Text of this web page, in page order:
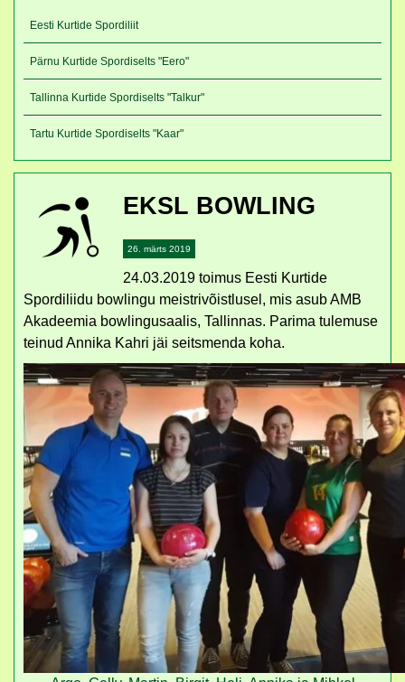
EKSL BOWLING
26. märts 2019
24.03.2019 toimus Eesti Kurtide
Spordiliidu bowlingu meistrivõistlusel, mis asub AMB
Akadeemia bowlingusaalis, Tallinnas. Parima tulemuse
teinud Annika Kahri jäi seitsmenda koha.
Eesti Kurtide Spordiliit
Pärnu Kurtide Spordiselts "Eero"
Tallinna Kurtide Spordiselts "Talkur"
Tartu Kurtide Spordiselts "Kaar"